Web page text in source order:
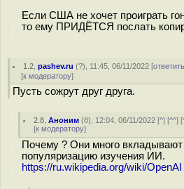
Если США не хочет проиграть
то ему ПРИДЁТСЯ послать
1.2 ,pashev.ru (?), 11:45, 06/11/2022 [
[к модератору]
Пусть сожрут друг друга.
2.8 ,Аноним (8), 12:04, 06/11/2022 [^] [^^] [
[к модератору]
Почему ? Они много вкладывают
популяризацию изучения ИИ.
https://ru.wikipedia.org/wiki/OpenAI